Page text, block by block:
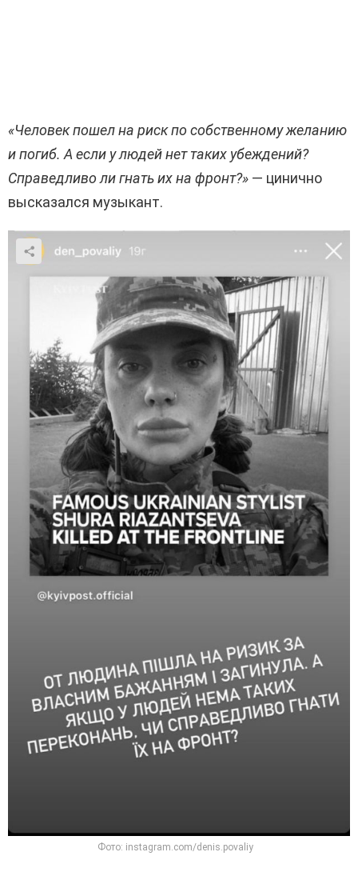
«Человек пошел на риск по собственному желанию
и погиб. А если у людей нет таких убеждений?
Справедливо ли гнать их на фронт?» — цинично
высказался музыкант.
Фото: instagram.com/denis.povaliy